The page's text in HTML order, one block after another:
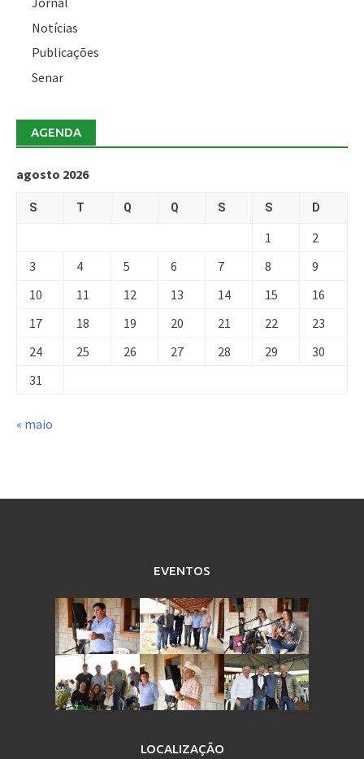
Notícias
Publicações
Senar
AGENDA
agosto 2026
S T Q Q S S D
1
2
3
4 5 6 7 8
9
10
11 12 13 14 15
16
17
18 19 20 21 22
23
24
25 26 27 28 29
30
31
« maio
EVENTOS
LOCALIZAÇÃO